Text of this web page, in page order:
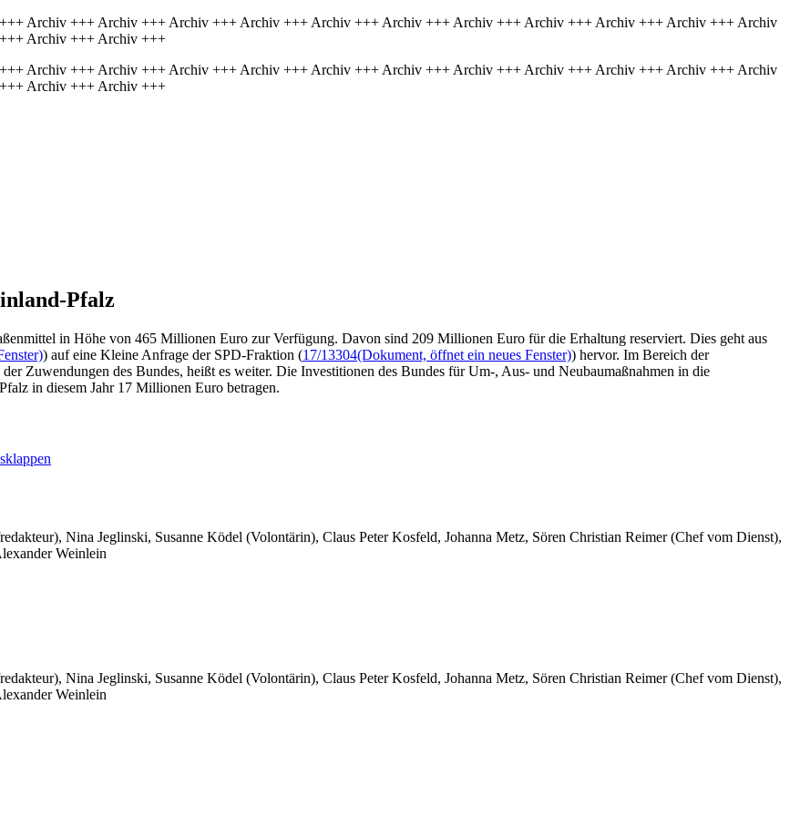
Archiv +++ Archiv +++ Archiv +++ Archiv +++ Archiv +++ Archiv +++ Archiv +++ Archiv +++ Archiv +++ Archiv +++ Archiv
Archiv +++ Archiv +++
Archiv +++ Archiv +++ Archiv +++ Archiv +++ Archiv +++ Archiv +++ Archiv +++ Archiv +++ Archiv +++ Archiv +++ Archiv
Archiv +++ Archiv +++
Pfalz
in Höhe von 465 Millionen Euro zur Verfügung. Davon sind 209 Millionen Euro für die Erhaltung reserviert. Dies geht aus
) auf eine Kleine Anfrage der SPD-Fraktion (17/13304(Dokument, öffnet ein neues Fenster)) hervor. Im Bereich der
Zuwendungen des Bundes, heißt es weiter. Die Investitionen des Bundes für Um-, Aus- und Neubaumaßnahmen in die
in diesem Jahr 17 Millionen Euro betragen.
Nina Jeglinski, Susanne Ködel (Volontärin), Claus Peter Kosfeld, Johanna Metz, Sören Christian Reimer (Chef vom Dienst),
Weinlein
Nina Jeglinski, Susanne Ködel (Volontärin), Claus Peter Kosfeld, Johanna Metz, Sören Christian Reimer (Chef vom Dienst),
Weinlein